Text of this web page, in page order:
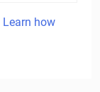
Learn how